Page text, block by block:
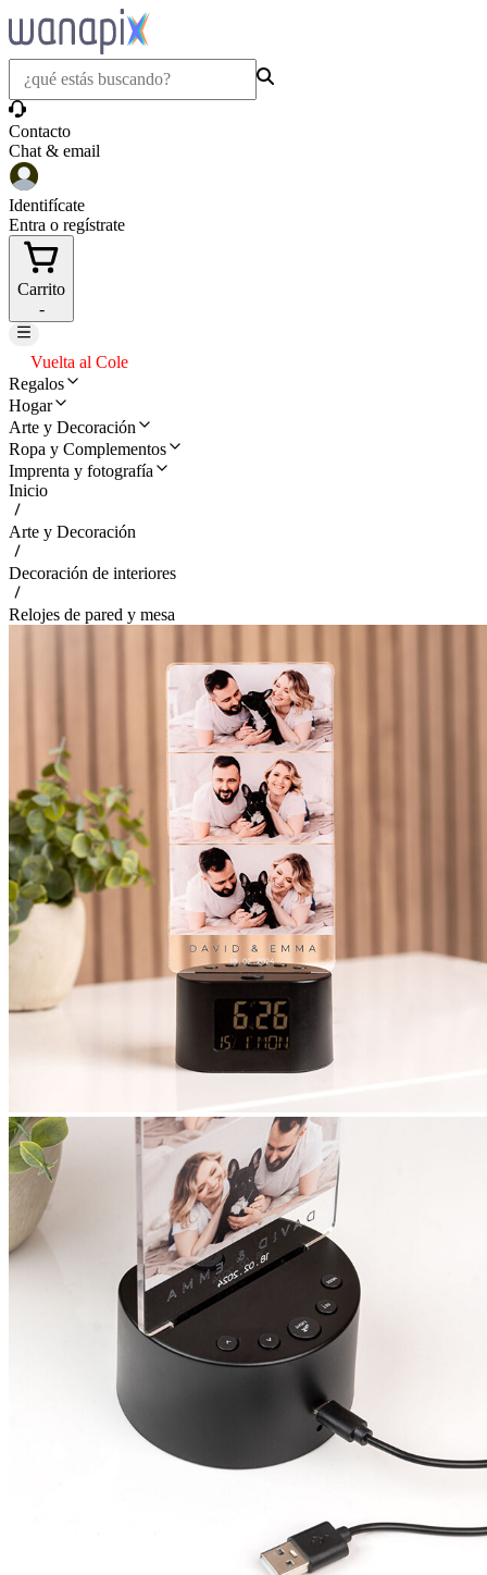
Contacto
Chat & email
Identifícate
Entra o regístrate
Carrito
-
Vuelta al Cole
Regalos
Hogar
Arte y Decoración
Ropa y Complementos
Imprenta y fotografía
Inicio
Arte y Decoración
Decoración de interiores
Relojes de pared y mesa